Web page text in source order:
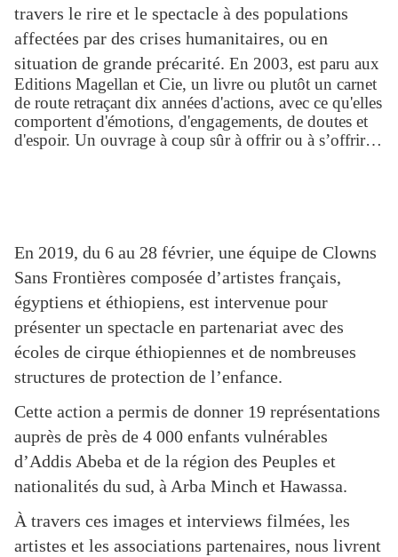
travers le rire et le spectacle à des populations
affectées par des crises humanitaires, ou en
situation de grande précarité. En 2003, est paru aux
Editions Magellan et Cie, un livre ou plutôt un carnet
de route retraçant dix années d'actions, avec ce qu'elles
comportent d'émotions, d'engagements, de doutes et
d'espoir. Un ouvrage à coup sûr à offrir ou à s’offrir…
En 2019, du 6 au 28 février, une équipe de Clowns
Sans Frontières composée d’artistes français,
égyptiens et éthiopiens, est intervenue pour
présenter un spectacle en partenariat avec des
écoles de cirque éthiopiennes et de nombreuses
structures de protection de l’enfance.
Cette action a permis de donner 19 représentations
auprès de près de 4 000 enfants vulnérables
d’Addis Abeba et de la région des Peuples et
nationalités du sud, à Arba Minch et Hawassa.
À travers ces images et interviews filmées, les
artistes et les associations partenaires, nous livrent